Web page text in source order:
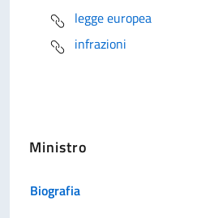
legge europea
infrazioni
Ministro
Biografia